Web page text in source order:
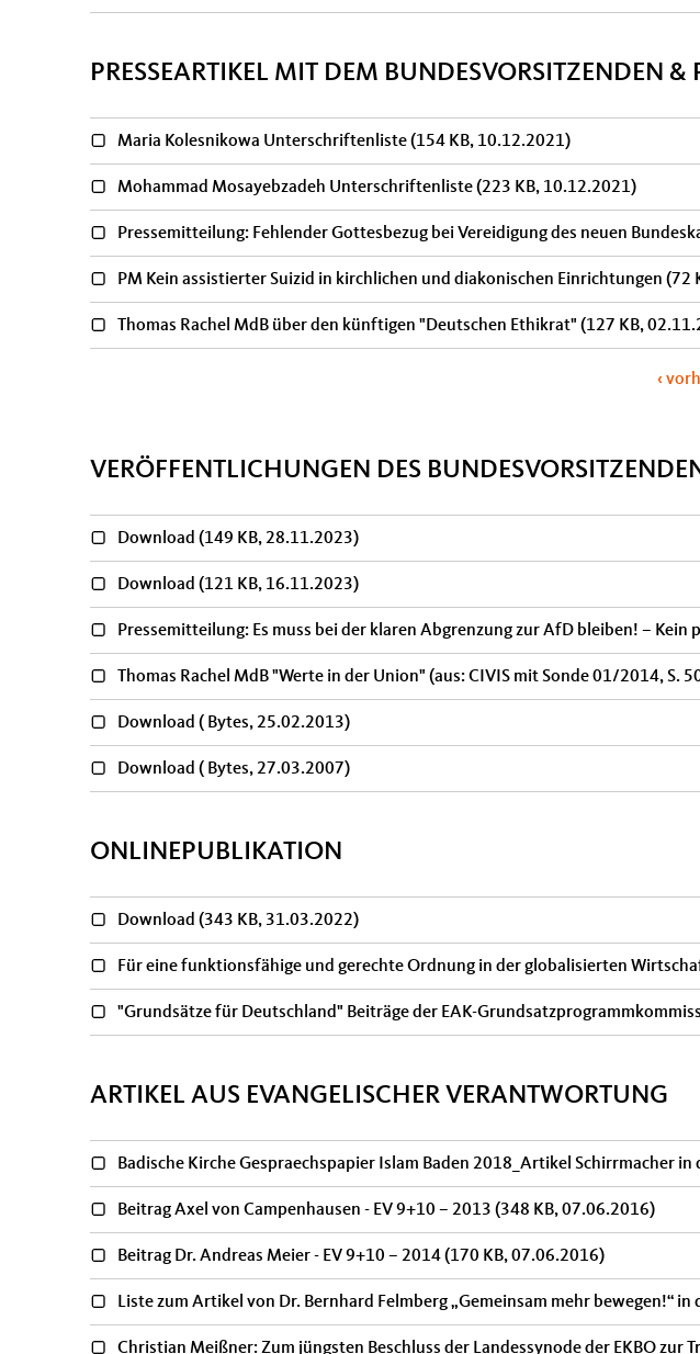
PRESSEARTIKEL MIT DEM BUNDESVORSITZENDEN
Maria Kolesnikowa Unterschriftenliste(154 KB, 10.12.2021)
Mohammad Mosayebzadeh Unterschriftenliste(223 KB, 10.12.2021)
Pressemitteilung: Fehlender Gottesbezug bei Vereidigung des neuen
PM Kein assistierter Suizid in kirchlichen und diakonischen Einrichtungen (72
Thomas Rachel MdB über den künftigen "Deutschen Ethikrat" (127 KB,
‹
VERÖFFENTLICHUNGEN DES
Download (149 KB, 28.11.2023)
Download (121 KB, 16.11.2023)
Pressemitteilung: Es muss bei der klaren Abgrenzung zur AfD bleiben! –
Thomas Rachel MdB "Werte in der Union" (aus: CIVIS mit Sonde 01/2014, S.
Download ( Bytes, 25.02.2013)
Download ( Bytes, 27.03.2007)
ONLINEPUBLIKATION
Download (343 KB, 31.03.2022)
Für eine funktionsfähige und gerechte Ordnung in der globalisierten
"Grundsätze für Deutschland" Beiträge der EAK-
ARTIKEL AUS EVANGELISCHER VERANTWORTUNG
Badische Kirche Gespraechspapier Islam Baden 2018_Artikel Schirrmacher in
Beitrag Axel von Campenhausen - EV 9+10 – 2013 (348 KB, 07.06.2016)
Beitrag Dr. Andreas Meier - EV 9+10 – 2014(170 KB, 07.06.2016)
Liste zum Artikel von Dr. Bernhard Felmberg „Gemeinsam mehr bewegen!“ in
Christian Meißner: Zum jüngsten Beschluss der Landessynode der EKBO zur